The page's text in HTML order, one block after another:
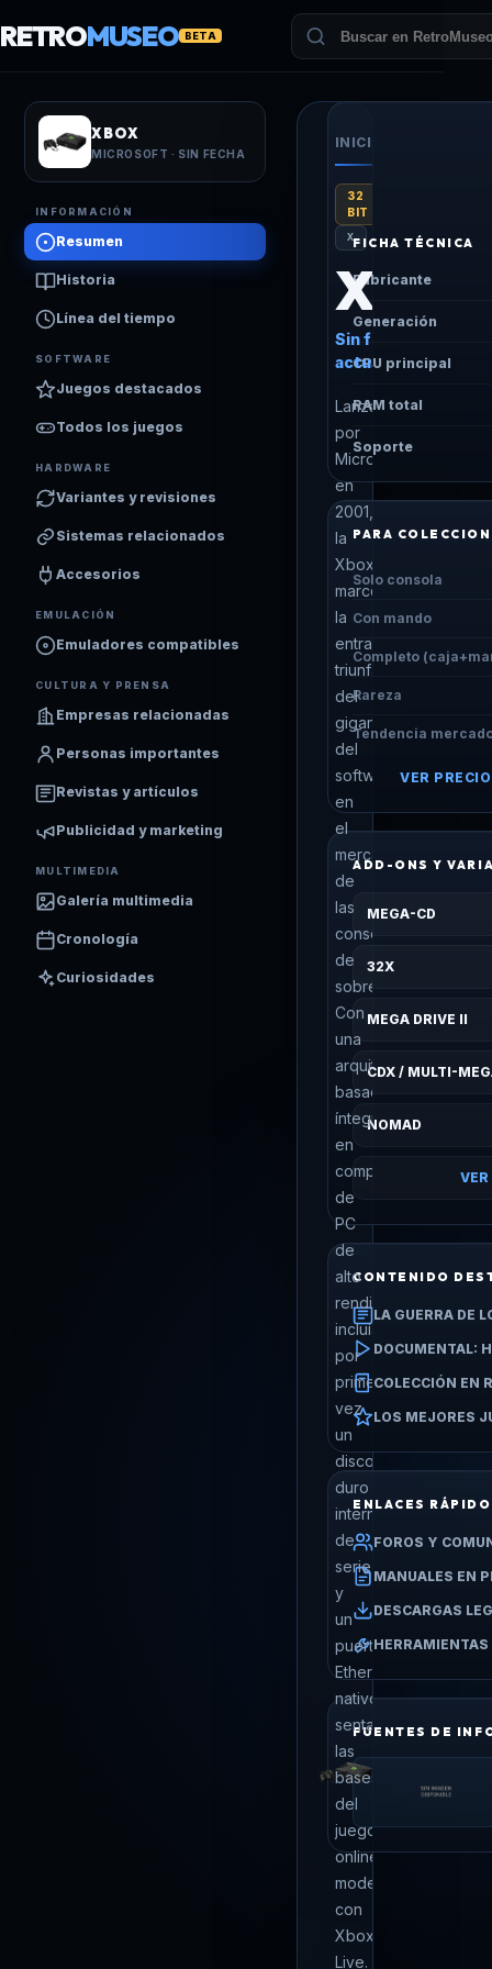
RETROMUSEO BETA
XBOX
MICROSOFT · SIN FECHA
INFORMACIÓN
Resumen
Historia
Línea del tiempo
SOFTWARE
Juegos destacados
Todos los juegos
HARDWARE
Variantes y revisiones
Sistemas relacionados
Accesorios
EMULACIÓN
Emuladores compatibles
CULTURA Y PRENSA
Empresas relacionadas
Personas importantes
Revistas y artículos
Publicidad y marketing
MULTIMEDIA
Galería multimedia
Cronología
Curiosidades
INICIO
32
BIT
X
Xbox
Sin fecha —
actualmente
Lanzada
por
Microsoft
en
2001,
la
Xbox
marcó
la
entrada
triunfal
del
gigante
del
software
en
el
mercado
de
las
consolas
de
sobremesa.
Con
una
arquitectura
basada
íntegramente
en
componentes
de
PC
de
alto
rendimiento,
incluía
por
primera
vez
un
disco
duro
interno
de
serie
y
un
puerto
Ethernet
nativo,
sentando
las
bases
del
juego
online
moderno
con
Xbox
Live.
FICHA TÉCNICA
Fabricante
Generación
CPU principal
RAM total
Soporte
PARA
Solo consola
Con mando
Completo
Rareza
Tendencia
VER
ADD-ONS Y
MEGA-CD
32X
MEGA DRIVE II
CDX / MULTI-
NOMAD
CONTENIDO
LA GUERRA DE
DOCUMENTAL:
COLECCIÓN EN
LOS MEJORES
ENLACES
FOROS Y
MANUALES EN
DESCARGAS
HERRAMIENTAS
FUENTES DE